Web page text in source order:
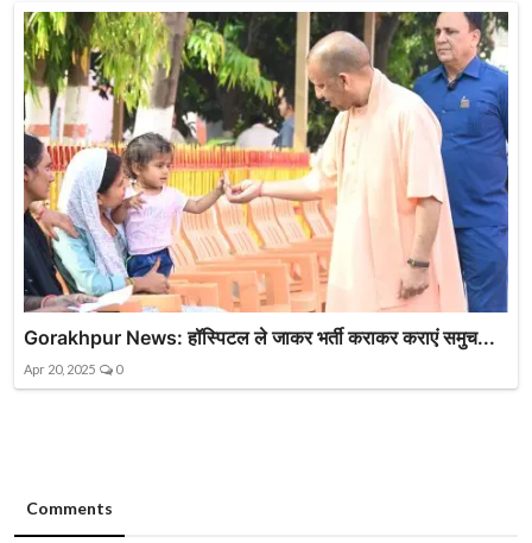
Gorakhpur News: हॉस्पिटल ले जाकर भर्ती कराकर कराएं समुच...
Apr 20, 2025 0
Comments